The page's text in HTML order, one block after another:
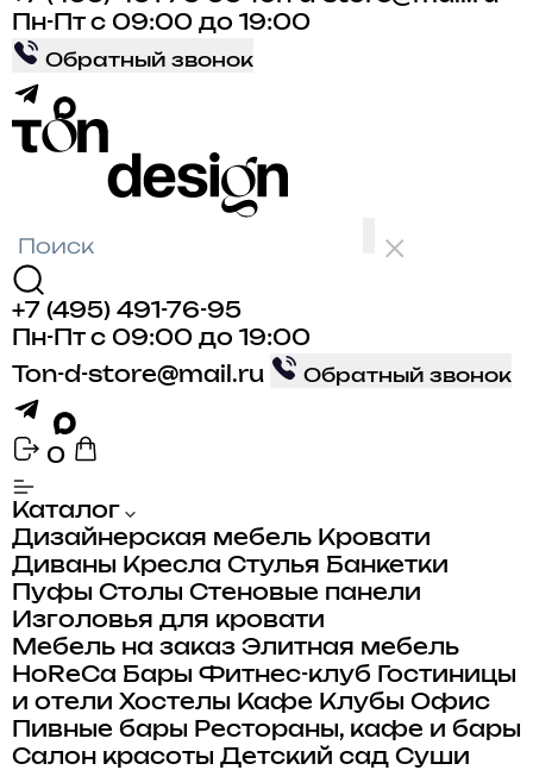
Пн-Пт с 09:00 до 19:00
Обратный звонок
+7 (495) 491-76-95
Пн-Пт с 09:00 до 19:00
Ton-d-store@mail.ru
Обратный звонок
0
Каталог
Дизайнерская мебель Кровати
Диваны Кресла Стулья Банкетки
Пуфы Столы Стеновые панели
Изголовья для кровати
Мебель на заказ Элитная мебель
HoReCa Бары Фитнес-клуб
Гостиницы
и отели Хостелы Кафе Клубы Офис
Пивные бары Рестораны, кафе и бары
Салон красоты Детский сад Суши